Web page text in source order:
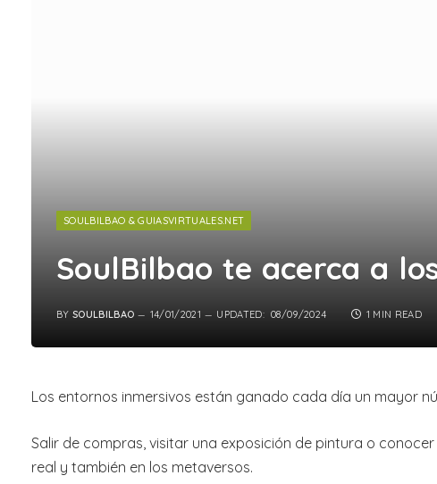
SOULBILBAO & GUIASVIRTUALES.NET
SoulBilbao te acerca a
BY SOULBILBAO 14/01/2021 UPDATED: 08/09/2024 1 MIN READ
Los entornos inmersivos están ganado cada día un mayor
Salir de compras, visitar una exposición de pintura o
real y también en los metaversos.